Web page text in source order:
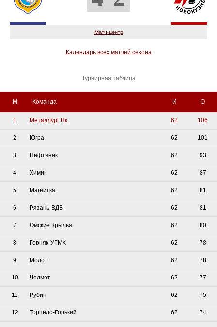
Матч-центр
Календарь всех матчей сезона
Турнирная таблица
М Команда И О
1 Металлург Нк 62 106
2 Югра 62 101
3 Нефтяник 62 93
4 Химик 62 87
5 Магнитка 62 81
6 Рязань-ВДВ 62 81
7 Омские Крылья 62 80
8 Горняк-УГМК 62 78
9 Молот 62 78
10 Челмет 62 77
11 Рубин 62 75
12 Торпедо-Горький 62 74